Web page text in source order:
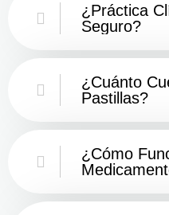
¿Práctica
Seguro?
¿Cuánto
Pastillas?
¿Cómo